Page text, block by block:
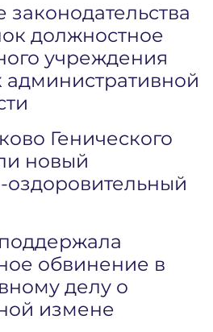
должностное
учреждения
административной
Генического
новый
оздоровительный
обвинение в
делу о
измене